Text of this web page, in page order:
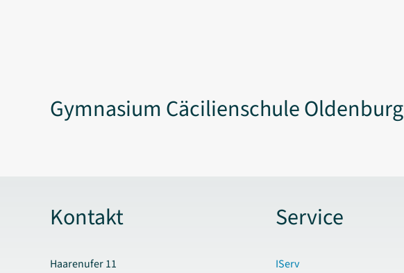
Gymnasium Cäcilienschule Oldenburg
Kontakt
Haarenufer 11
Service
IServ